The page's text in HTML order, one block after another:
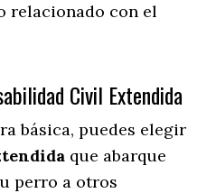
relacionado con el
Civil Extendida
básica, puedes elegir
que abarque
perro a otros